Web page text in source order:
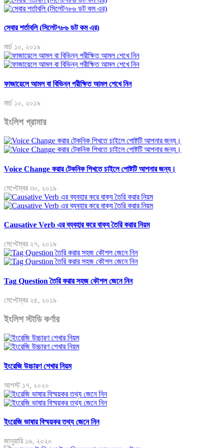
সেবার শর্তাবলি (সিলেট৭৮৬ ডট কম এর)
মার্চ ১০, ২০১৯
ফাজায়েলে আমল বা বিভিন্ন পরীক্ষিত আমল শেখে নিন
মার্চ ১০, ২০১৯
ইংলিশ গ্রামার
Voice Change করার টেকনিক শিখতে চাইলে পোষ্টটি আপনার জন্য।
সেপ্টেম্বর ৩০, ২০১৯
Causative Verb এর ব্যবহার করে বাক্য তৈরি করার নিয়ম
সেপ্টেম্বর ২৭, ২০১৯
Tag Question তৈরি করার সহজ কৌশল জেনে নিন
সেপ্টেম্বর ২৫, ২০১৯
ইংলিশ স্টাডি কর্ণার
ইংরেজি উচ্চারণ শেখার নিয়ম
আগস্ট ১৭, ২০২০
ইংরেজি ভাষার বিস্ময়কর তথ্য জেনে নিন
জানুয়ারি ১৬, ২০২০